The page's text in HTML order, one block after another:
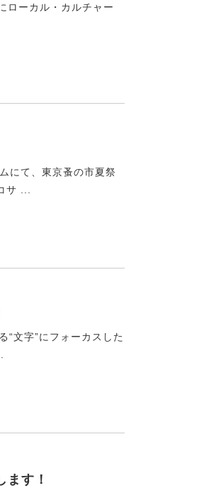
ローカル・カルチャー
にて、東京蚤の市夏祭
サ ...
“文字”にフォーカスした
す！